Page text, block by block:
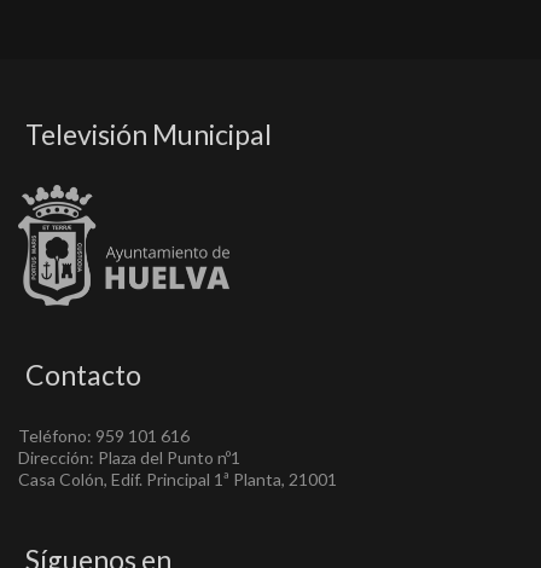
Televisión Municipal
Contacto
Teléfono: 959 101 616
Dirección: Plaza del Punto nº1
Casa Colón, Edif. Principal 1ª Planta, 21001
Síguenos en